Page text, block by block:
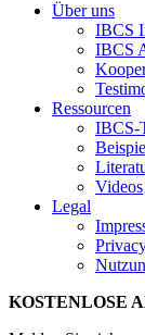
Über uns
IBCS
IBCS
Ressourcen
IBCS-
Videos
Legal
KOSTENLOSE